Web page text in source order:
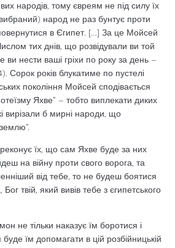
народів, тому євреям не під силу їх
народ не раз бунтує проти
в Єгипет. […] За це Мойсей
тих днів, що розвідували ви той
ви нести ваші гріхи по року за день –
Сорок років блукатиме по пустелі
покоління Мойсей сподівається
Яхве” – тобто виплекати диких
вирізали б мирні народи, що
їх, що сам Яхве буде за них
на війну проти свого ворога, та
від тебе, то не будеш боятися
твій, який вивів тебе з єгипетського
не тільки наказує їм боротися і
буде їм допомагати в цій розбійницькій